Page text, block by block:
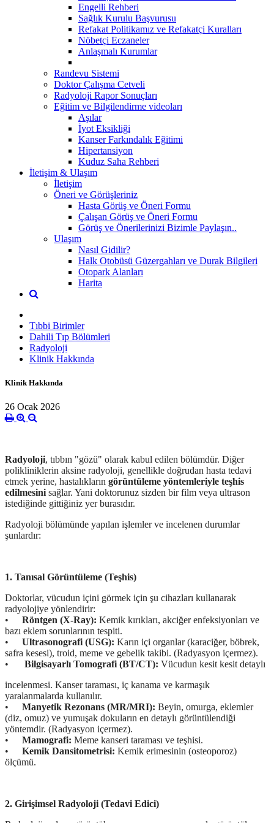
Engelli Rehberi
Sağlık Kurulu Başvurusu
Refakat Politikamız ve Refakatçi Kuralları
Nöbetçi Eczaneler
Anlaşmalı Kurumlar
Randevu Sistemi
Doktor Çalışma Cetveli
Radyoloji Rapor Sonuçları
Eğitim ve Bilgilendirme videoları
Aşılar
İyot Eksikliği
Kanser Farkındalık Eğitimi
Hipertansiyon
Kuduz Saha Rehberi
İletişim & Ulaşım
İletişim
Öneri ve Görüşleriniz
Hasta Görüş ve Öneri Formu
Çalışan Görüş ve Öneri Formu
Görüş ve Önerilerinizi Bizimle Paylaşın..
Ulaşım
Nasıl Gidilir?
Halk Otobüsü Güzergahları ve Durak Bilgileri
Otopark Alanları
Harita
Tıbbi Birimler
Dahili Tıp Bölümleri
Radyoloji
Klinik Hakkında
Klinik Hakkında
26 Ocak 2026
Radyoloji, tıbbın "gözü" olarak kabul edilen bölümdür. Diğer
polikliniklerin aksine radyoloji, genellikle doğrudan hasta tedavi
etmek yerine, hastalıkların görüntüleme yöntemleriyle teşhis
edilmesini sağlar. Yani doktorunuz sizden bir film veya ultrason
istediğinde gittiğiniz yer burasıdır.
Radyoloji bölümünde yapılan işlemler ve incelenen durumlar
şunlardır:
1. Tanısal Görüntüleme (Teşhis)
Doktorlar, vücudun içini görmek için şu cihazları kullanarak
radyolojiye yönlendirir:
•
Röntgen (X-Ray): Kemik kırıkları, akciğer enfeksiyonları ve
bazı eklem sorunlarının tespiti.
•
Ultrasonografi (USG): Karın içi organlar (karaciğer, böbrek,
safra kesesi), troid, meme ve gebelik takibi. (Radyasyon içermez).
•
Bilgisayarlı Tomografi (BT/CT): Vücudun kesit kesit detaylı
incelenmesi. Kanser taraması, iç kanama ve karmaşık
yaralanmalarda kullanılır.
•
Manyetik Rezonans (MR/MRI): Beyin, omurga, eklemler
(diz, omuz) ve yumuşak dokuların en detaylı görüntülendiği
yöntemdir. (Radyasyon içermez).
•
Mamografi: Meme kanseri taraması ve teşhisi.
•
Kemik Dansitometrisi: Kemik erimesinin (osteoporoz)
ölçümü.
2. Girişimsel Radyoloji (Tedavi Edici)